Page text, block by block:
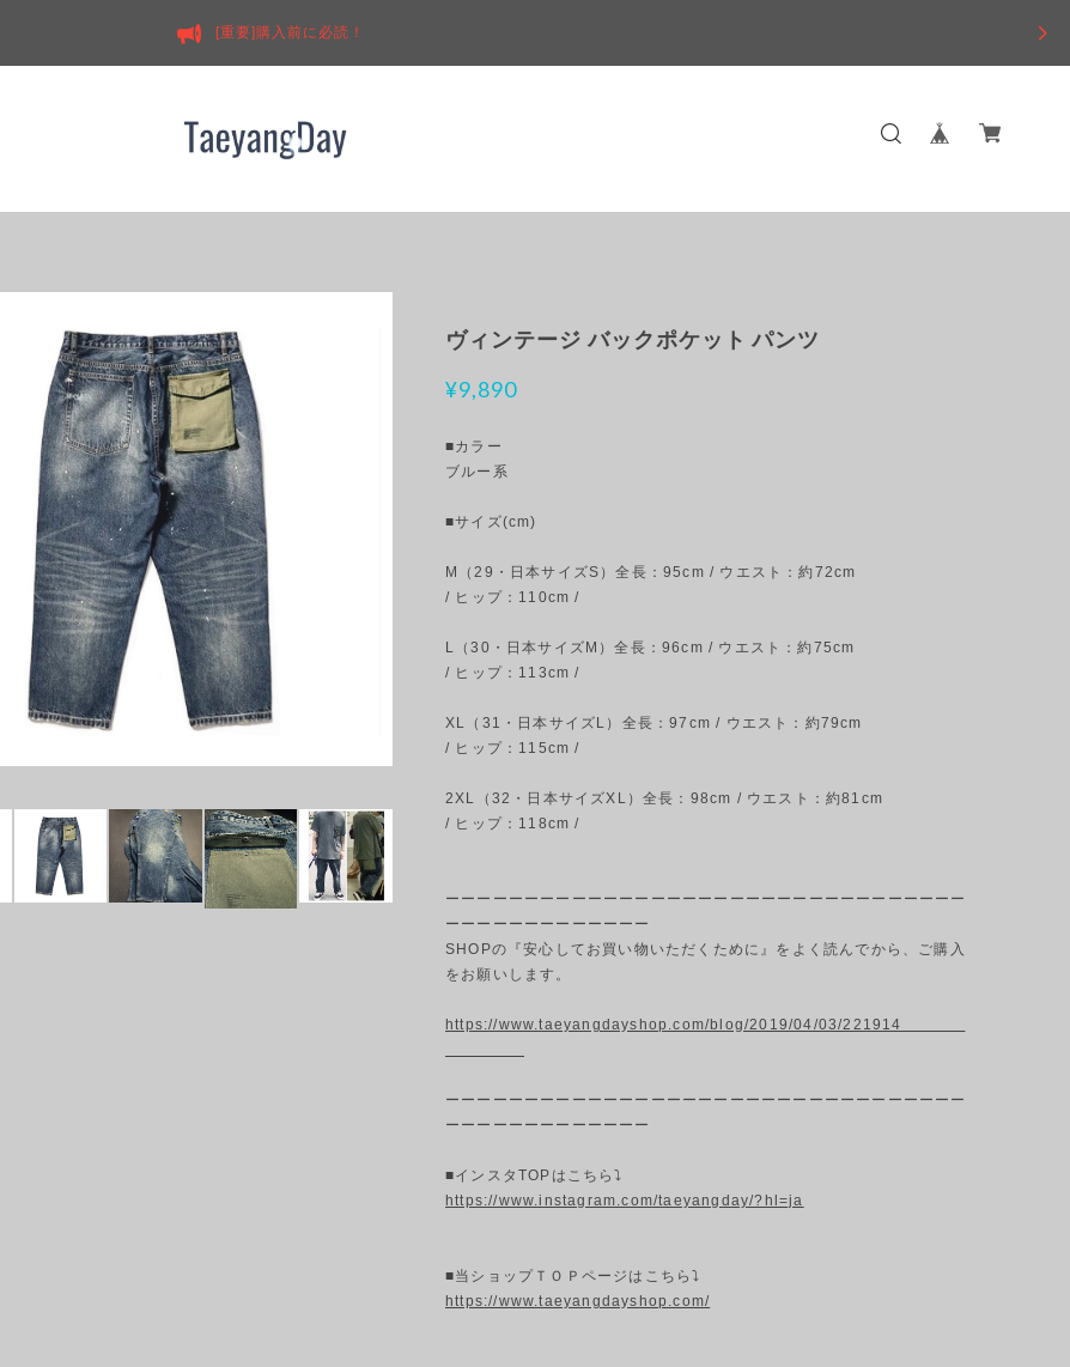
[重要]購入前に必読！
ヴィンテージ バックポケット パンツ
¥9,890
■カラー
ブルー系
■サイズ(cm)
M（29・日本サイズS）全長：95cm / ウエスト：約72cm
/ ヒップ：110cm /
L（30・日本サイズM）全長：96cm / ウエスト：約75cm
/ ヒップ：113cm /
XL（31・日本サイズL）全長：97cm / ウエスト：約79cm
/ ヒップ：115cm /
2XL（32・日本サイズXL）全長：98cm / ウエスト：約81cm
/ ヒップ：118cm /
ーーーーーーーーーーーーーーーーーーーーーーーーーーーーーーーーー
ーーーーーーーーーーーーー
SHOPの『安心してお買い物いただくために』をよく読んでから、ご購入
をお願いします。
https://www.taeyangdayshop.com/blog/2019/04/03/221914
ーーーーーーーーーーーーーーーーーーーーーーーーーーーーーーーーー
ーーーーーーーーーーーーー
■インスタTOPはこちら⤵
https://www.instagram.com/taeyangday/?hl=ja
■当ショップＴＯＰページはこちら⤵
https://www.taeyangdayshop.com/